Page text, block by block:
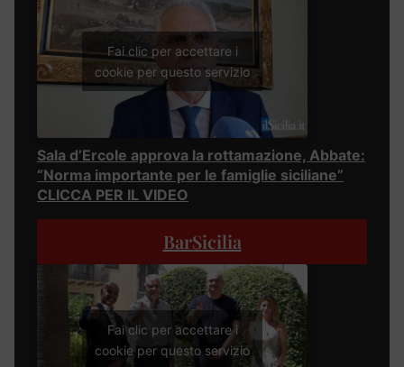
Fai clic per accettare i
cookie per questo servizio
Sala d’Ercole approva la rottamazione, Abbate:
“Norma importante per le famiglie siciliane”
CLICCA PER IL VIDEO
BarSicilia
Fai clic per accettare i
cookie per questo servizio